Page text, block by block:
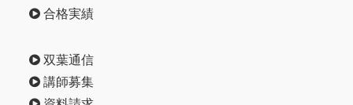
合格実績
双葉通信
講師募集